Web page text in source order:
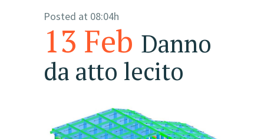
13 Feb Danno
da atto lecito
Posted at 08:04h